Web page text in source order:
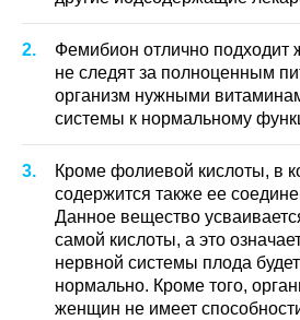
Фемибион отлично
не следят за полноценным
организм нужными
системы к нормальному
Кроме фолиевой кислоты, в
содержится также ее
Данное вещество
самой кислоты, а это
нервной системы плода
нормально. Кроме того,
женщин не имеет